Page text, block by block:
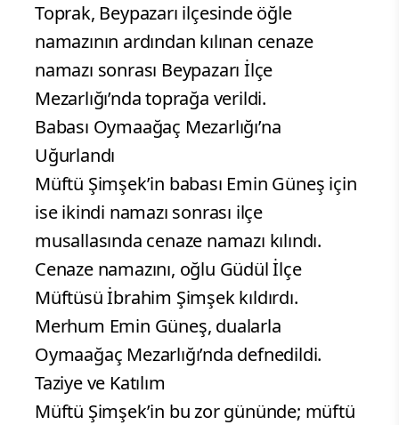
Toprak, Beypazarı ilçesinde öğle
namazının ardından kılınan cenaze
namazı sonrası Beypazarı İlçe
Mezarlığı’nda toprağa verildi.
Babası Oymaağaç Mezarlığı’na
Uğurlandı
Müftü Şimşek’in babası Emin Güneş için
ise ikindi namazı sonrası ilçe
musallasında cenaze namazı kılındı.
Cenaze namazını, oğlu Güdül İlçe
Müftüsü İbrahim Şimşek kıldırdı.
Merhum Emin Güneş, dualarla
Oymaağaç Mezarlığı’nda defnedildi.
Taziye ve Katılım
Müftü Şimşek’in bu zor gününde; müftü